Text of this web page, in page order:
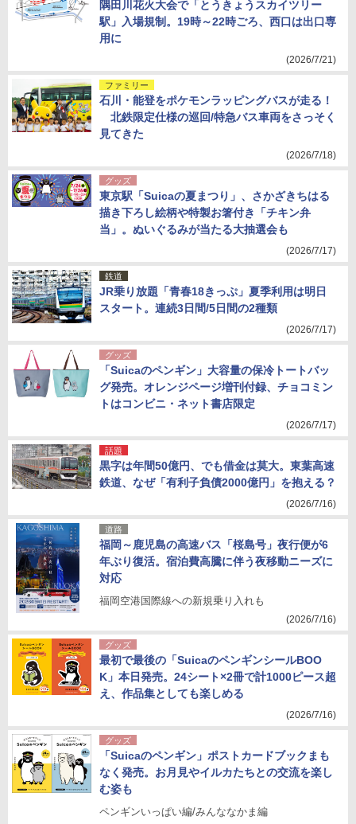
隅田川花火大会で「とうきょうスカイツリー
駅」入場規制。19時～22時ごろ、西口は出口専
用に
(2026/7/21)
ファミリー
石川・能登をポケモンラッピングバスが走る！
北鉄限定仕様の巡回/特急バス車両をさっそく
見てきた
(2026/7/18)
グッズ
東京駅「Suicaの夏まつり」、さかざきちはる
描き下ろし絵柄や特製お箸付き「チキン弁
当」。ぬいぐるみが当たる大抽選会も
(2026/7/17)
鉄道
JR乗り放題「青春18きっぷ」夏季利用は明日
スタート。連続3日間/5日間の2種類
(2026/7/17)
グッズ
「Suicaのペンギン」大容量の保冷トートバッ
グ発売。オレンジページ増刊付録、チョコミン
トはコンビニ・ネット書店限定
(2026/7/17)
話題
黒字は年間50億円、でも借金は莫大。東葉高速
鉄道、なぜ「有利子負債2000億円」を抱える？
(2026/7/16)
道路
福岡～鹿児島の高速バス「桜島号」夜行便が6
年ぶり復活。宿泊費高騰に伴う夜移動ニーズに
対応
福岡空港国際線への新規乗り入れも
(2026/7/16)
グッズ
最初で最後の「SuicaのペンギンシールBOO
K」本日発売。24シート×2冊で計1000ピース超
え、作品集としても楽しめる
(2026/7/16)
グッズ
「Suicaのペンギン」ポストカードブックまも
なく発売。お月見やイルカたちとの交流を楽し
む姿も
ペンギンいっぱい編/みんななかま編